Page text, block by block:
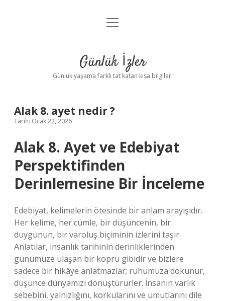
Anasayfa
Yasal Uyarı
menüyü
Günlük İzler
Günlük yaşama farklı tat katan kısa bilgiler.
Alak 8. ayet nedir ?
Tarih: Ocak 22, 2026
Alak 8. Ayet ve Edebiyat
Perspektifinden
Derinlemesine Bir İnceleme
Edebiyat, kelimelerin ötesinde bir anlam arayışıdır.
Her kelime, her cümle, bir düşüncenin, bir
duygunun, bir varoluş biçiminin izlerini taşır.
Anlatılar, insanlık tarihinin derinliklerinden
günümüze ulaşan bir köprü gibidir ve bizlere
sadece bir hikâye anlatmazlar; ruhumuza dokunur,
düşünce dünyamızı dönüştürürler. İnsanın varlık
sebebini, yalnızlığını, korkularını ve umutlarını dile